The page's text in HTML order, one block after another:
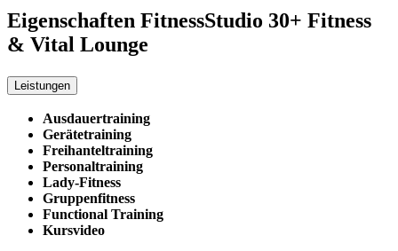
Eigenschaften FitnessStudio 30+ Fitness
& Vital Lounge
Leistungen
Ausdauertraining
Gerätetraining
Freihanteltraining
Personaltraining
Lady-Fitness
Gruppenfitness
Functional Training
Kursvideo